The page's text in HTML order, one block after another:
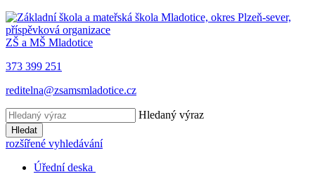
ZŠ a MŠ Mladotice
373 399 251
reditelna@zsamsmladotice.cz
Hledaný výraz
Hledat
rozšířené vyhledávání
Úřední deska